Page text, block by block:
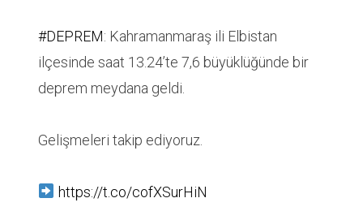
#DEPREM: Kahramanmaraş ili Elbistan
ilçesinde saat 13.24’te 7,6 büyüklüğünde bir
deprem meydana geldi.
Gelişmeleri takip ediyoruz.
https://t.co/cofXSurHiN